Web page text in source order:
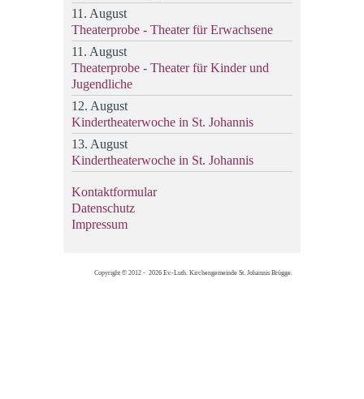
11. August
Theaterprobe - Theater für Erwachsene
11. August
Theaterprobe - Theater für Kinder und
Jugendliche
12. August
Kindertheaterwoche in St. Johannis
13. August
Kindertheaterwoche in St. Johannis
Kontaktformular
Datenschutz
Impressum
Copyright © 2012 - 2026 Ev.-Luth. Kirchengemeinde St. Johannis Brügge.